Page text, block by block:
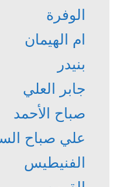
الوفرة
ام الهيمان
بنيدر
جابر العلي
صباح الأحمد
علي صباح
الفنيطيس